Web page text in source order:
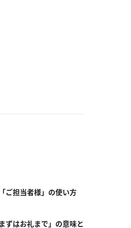
担当者様」の使い方
はお礼まで」の意味と